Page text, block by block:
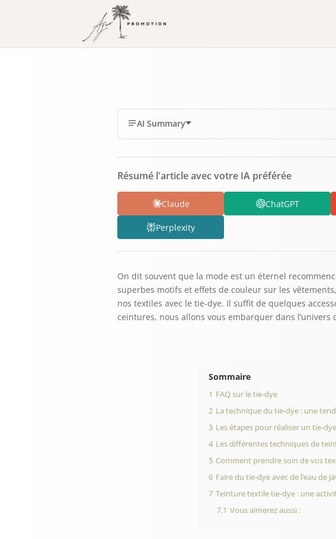
AI Summary
Résumé l'article avec votre IA préférée
Claude ChatGPT
Perplexity
On dit souvent que la mode est un éternel
superbes motifs et effets de couleur sur les
nos textiles avec le tie-dye. Il suffit de quelques
ceintures, nous allons vous embarquer dans l’univers
Sommaire
1 FAQ sur le tie-dye
2 La technique du tie-dye : une
3 Les étapes pour réaliser un tie-dye
4 Les différentes techniques de
5 Comment prendre soin de vos
6 Faire du tie-dye avec de l’eau de
7 Teinture textile tie-dye : une
7.1 Vous aimerez aussi :